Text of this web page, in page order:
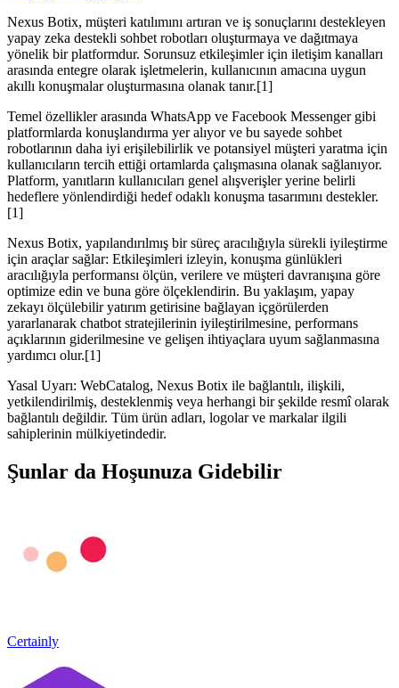
Nexus Botix, müşteri katılımını artıran ve iş sonuçlarını destekleyen
yapay zeka destekli sohbet robotları oluşturmaya ve dağıtmaya
yönelik bir platformdur. Sorunsuz etkileşimler için iletişim kanalları
arasında entegre olarak işletmelerin, kullanıcının amacına uygun
akıllı konuşmalar oluşturmasına olanak tanır.[1]
Temel özellikler arasında WhatsApp ve Facebook Messenger gibi
platformlarda konuşlandırma yer alıyor ve bu sayede sohbet
robotlarının daha iyi erişilebilirlik ve potansiyel müşteri yaratma için
kullanıcıların tercih ettiği ortamlarda çalışmasına olanak sağlanıyor.
Platform, yanıtların kullanıcıları genel alışverişler yerine belirli
hedeflere yönlendirdiği hedef odaklı konuşma tasarımını destekler.
[1]
Nexus Botix, yapılandırılmış bir süreç aracılığıyla sürekli iyileştirme
için araçlar sağlar: Etkileşimleri izleyin, konuşma günlükleri
aracılığıyla performansı ölçün, verilere ve müşteri davranışına göre
optimize edin ve buna göre ölçeklendirin. Bu yaklaşım, yapay
zekayı ölçülebilir yatırım getirisine bağlayan içgörülerden
yararlanarak chatbot stratejilerinin iyileştirilmesine, performans
açıklarının giderilmesine ve gelişen ihtiyaçlara uyum sağlanmasına
yardımcı olur.[1]
Yasal Uyarı: WebCatalog, Nexus Botix ile bağlantılı, ilişkili,
yetkilendirilmiş, desteklenmiş veya herhangi bir şekilde resmî olarak
bağlantılı değildir. Tüm ürün adları, logolar ve markalar ilgili
sahiplerinin mülkiyetindedir.
Şunlar da Hoşunuza Gidebilir
Certainly